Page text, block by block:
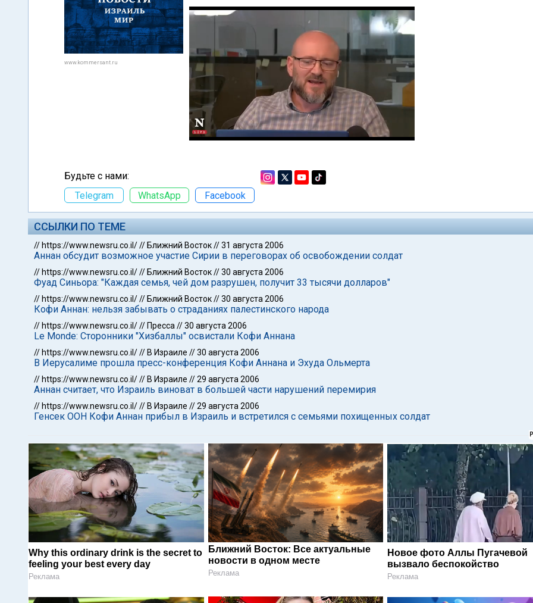
www.kommersant.ru
Будьте с нами:
Telegram
WhatsApp Facebook
ССЫЛКИ ПО ТЕМЕ
// https://www.newsru.co.il/// Ближний Восток//31 августа 2006
Аннан обсудит возможное участие Сирии в переговорах об освобождении солдат
// https://www.newsru.co.il/// Ближний Восток//30 августа 2006
Фуад Синьора: "Каждая семья, чей дом разрушен, получит 33 тысячи долларов"
// https://www.newsru.co.il/// Ближний Восток//30 августа 2006
Кофи Аннан: нельзя забывать о страданиях палестинского народа
// https://www.newsru.co.il/// Пресса //30 августа 2006
Le Monde: Сторонники "Хизбаллы" освистали Кофи Аннана
// https://www.newsru.co.il/// В Израиле //30 августа 2006
В Иерусалиме прошла пресс-конференция Кофи Аннана и Эхуда Ольмерта
// https://www.newsru.co.il/// В Израиле //29 августа 2006
Аннан считает, что Израиль виноват в большей части нарушений перемирия
// https://www.newsru.co.il/// В Израиле //29 августа 2006
Генсек ООН Кофи Аннан прибыл в Израиль и встретился с семьями похищенных солдат
Why this ordinary drink is the secret to
feeling your best every day
Реклама
Ближний Восток: Все актуальные
новости в одном месте
Реклама
Новое фото Аллы Пугачевой
вызвало беспокойство
Реклама